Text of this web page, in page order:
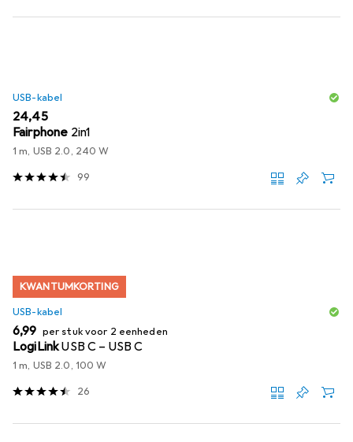
USB-kabel
EUR
24,45
Fairphone 2in1
1 m, USB 2.0, 240 W
99
KWANTUMKORTING
USB-kabel
EUR
6,99 per stuk voor 2 eenheden
LogiLinkUSB C – USB C
1 m, USB 2.0, 100 W
26